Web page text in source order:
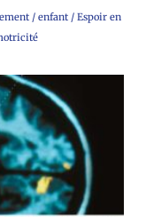
/ enfant / Espoir en